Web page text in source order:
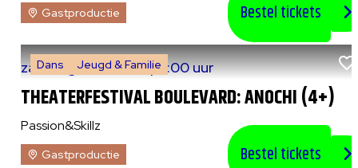
Gastproductie Bestel tickets
THEATERFESTIVAL BOULEVARD: ANOCHI (4+)
Dans Jeugd & Familie
za 8 augustus 2026|13:00 uur
Passion&Skillz
Gastproductie Bestel tickets